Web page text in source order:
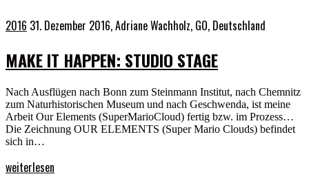
2016 31. Dezember 2016,Adriane Wachholz, GO, Deutschland
MAKE IT HAPPEN: STUDIO STAGE
Nach Ausflügen nach Bonn zum Steinmann Institut, nach Chemnitz
zum Naturhistorischen Museum und nach Geschwenda, ist meine
Arbeit Our Elements (SuperMarioCloud) fertig bzw. im Prozess…
Die Zeichnung OUR ELEMENTS (Super Mario Clouds) befindet
sich in…
weiterlesen